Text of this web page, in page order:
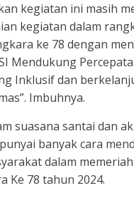
kegiatan ini masih
kegiatan dalam
ke 78 dengan
Mendukung
Inklusif dan
Imbuhnya.
suasana santai dan
banyak cara
dalam
Ke 78 tahun 2024.